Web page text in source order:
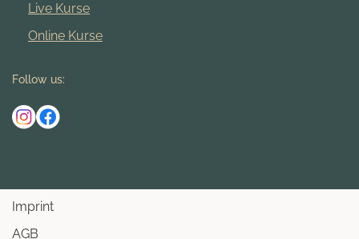
Live Kurse
Online Kurse
Follow us:
Imprint
AGB